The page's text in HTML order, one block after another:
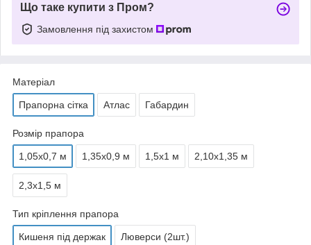
Що таке купити з Пром?
Замовлення під захистом
Матеріал
Прапорна сітка Атлас Габардин
Розмір прапора
1,05х0,7 м 1,35х0,9 м 1,5х1 м 2,10х1,35 м
2,3х1,5 м
Тип кріплення прапора
Кишеня під держак Люверси (2шт.)